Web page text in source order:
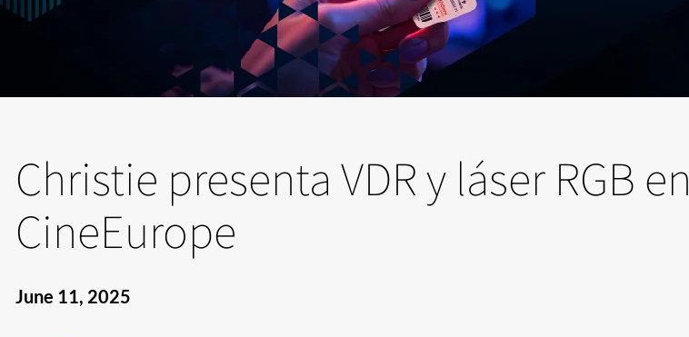
Christie presenta VDR y láser RGB en
CineEurope
June 11, 2025